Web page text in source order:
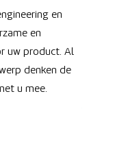
en
en
uw product. Al
denken de
u mee.